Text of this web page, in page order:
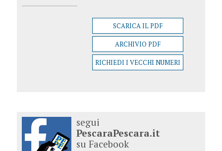
SCARICA IL PDF
ARCHIVIO PDF
RICHIEDI I VECCHI NUMERI
segui
PescaraPescara.it
su Facebook